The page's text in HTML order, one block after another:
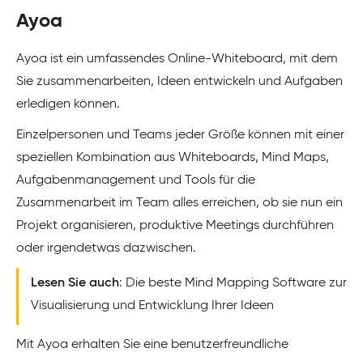
Ayoa
Ayoa ist ein umfassendes Online-Whiteboard, mit dem
Sie zusammenarbeiten, Ideen entwickeln und Aufgaben
erledigen können.
Einzelpersonen und Teams jeder Größe können mit einer
speziellen Kombination aus Whiteboards, Mind Maps,
Aufgabenmanagement und Tools für die
Zusammenarbeit im Team alles erreichen, ob sie nun ein
Projekt organisieren, produktive Meetings durchführen
oder irgendetwas dazwischen.
Lesen Sie auch: Die beste Mind Mapping Software zur
Visualisierung und Entwicklung Ihrer Ideen
Mit Ayoa erhalten Sie eine benutzerfreundliche